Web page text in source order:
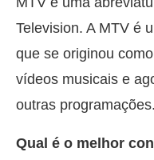
Television. A MTV é
que se originou
vídeos musicais e
outras programações.
Qual é o melhor